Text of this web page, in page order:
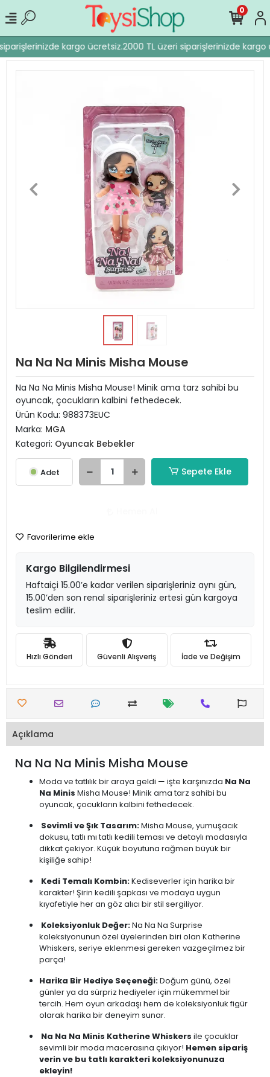
kargo ücretsiz.2000 TL üzeri siparişlerinizde kargo
0
Na Na Na Minis Misha Mouse
Na Na Na Minis Misha Mouse! Minik ama tarz sahibi bu
oyuncak, çocukların kalbini fethedecek.
Ürün Kodu: 988373EUC
Marka: MGA
Kategori: Oyuncak Bebekler
Adet Sepete Ekle
Favorilerime ekle
Kargo Bilgilendirmesi
Haftaiçi 15.00’e kadar verilen siparişleriniz aynı gün,
15.00’den son renal siparişleriniz ertesi gün kargoya
teslim edilir.
Hızlı Gönderi Güvenli Alışveriş İade ve Değişim
Açıklama
Na Na Na Minis Misha Mouse
Moda ve tatlılık bir araya geldi — işte karşınızda Na Na
Na Minis Misha Mouse! Minik ama tarz sahibi bu
oyuncak, çocukların kalbini fethedecek.
Sevimli ve Şık Tasarım:Misha Mouse, yumuşacık
dokusu, tatlı mı tatlı kedili teması ve detaylı modasıyla
dikkat çekiyor. Küçük boyutuna rağmen büyük bir
kişiliğe sahip!
Kedi Temalı Kombin:Kediseverler için harika bir
karakter! Şirin kedili şapkası ve modaya uygun
kıyafetiyle her an göz alıcı bir stil sergiliyor.
Koleksiyonluk Değer:Na Na Na Surprise
koleksiyonunun özel üyelerinden biri olan Katherine
Whiskers, seriye eklenmesi gereken vazgeçilmez bir
parça!
Harika Bir Hediye Seçeneği:Doğum günü, özel
günler ya da sürpriz hediyeler için mükemmel bir
tercih. Hem oyun arkadaşı hem de koleksiyonluk figür
olarak harika bir deneyim sunar.
Na Na Na Minis Katherine Whiskers ile çocuklar
sevimli bir moda macerasına çıkıyor! Hemen sipariş
verin ve bu tatlı karakteri koleksiyonunuza
ekleyin!